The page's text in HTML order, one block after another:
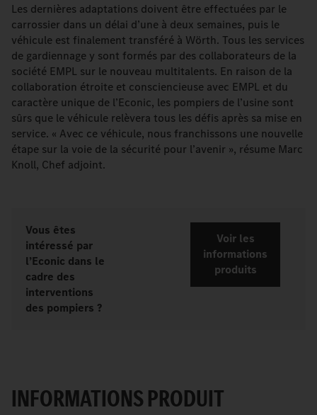
Les dernières adaptations doivent être effectuées par le
carrossier dans un délai d’une à deux semaines, puis le
véhicule est finalement transféré à Wörth. Tous les services
de gardiennage y sont formés par des collaborateurs de la
société EMPL sur le nouveau multitalents. En raison de la
collaboration étroite et consciencieuse avec EMPL et du
caractère unique de l’Econic, les pompiers de l’usine sont
sûrs que le véhicule relèvera tous les défis après sa mise en
service. « Avec ce véhicule, nous franchissons une nouvelle
étape sur la voie de la sécurité pour l’avenir », résume Marc
Knoll, Chef adjoint.
Vous êtes
intéressé par
l’Econic dans le
cadre des
interventions
des pompiers ?
Voir les
informations
produits
INFORMATIONS PRODUIT